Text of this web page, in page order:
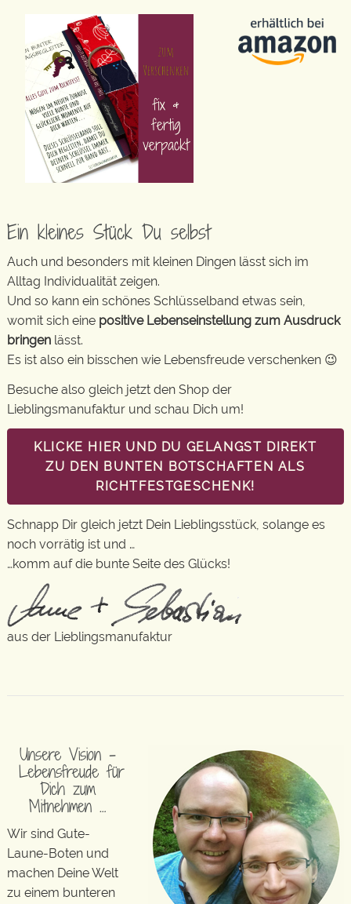
Ein kleines Stück Du selbst
Auch und besonders mit kleinen Dingen lässt sich im
Alltag Individualität zeigen.
Und so kann ein schönes Schlüsselband etwas sein,
womit sich eine positive Lebenseinstellung zum Ausdruck
bringen lässt.
Es ist also ein bisschen wie Lebensfreude verschenken 😉
Besuche also gleich jetzt den Shop der
Lieblingsmanufaktur und schau Dich um!
KLICKE HIER UND DU GELANGST DIREKT
ZU DEN BUNTEN BOTSCHAFTEN ALS
RICHTFESTGESCHENK!
Schnapp Dir gleich jetzt Dein Lieblingsstück, solange es
noch vorrätig ist und …
…komm auf die bunte Seite des Glücks!
aus der Lieblingsmanufaktur
Unsere Vision –
Lebensfreude für
Dich zum
Mitnehmen …
Wir sind Gute-
Laune-Boten und
machen Deine Welt
zu einem bunteren